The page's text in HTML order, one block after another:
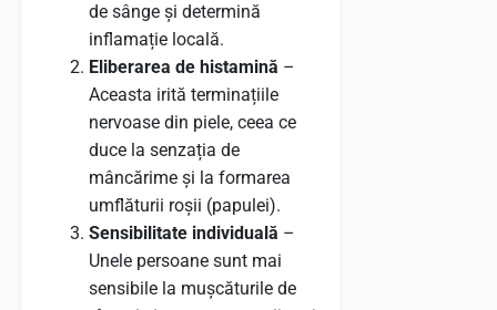
de sânge și determină
inflamație locală.
Eliberarea de histamină –
Aceasta irită terminațiile
nervoase din piele, ceea ce
duce la senzația de
mâncărime și la formarea
umflăturii roșii (papulei).
Sensibilitate individuală –
Unele persoane sunt mai
sensibile la mușcăturile de